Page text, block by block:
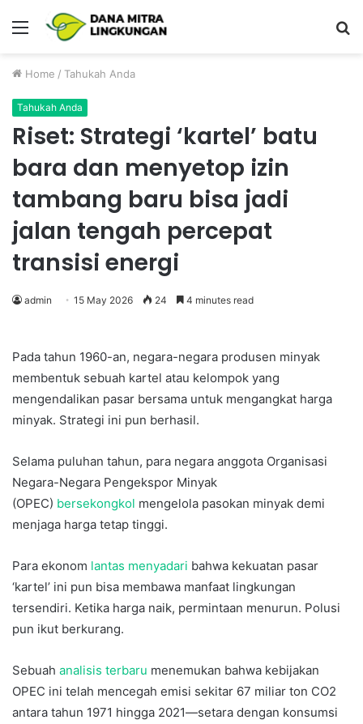
Menu
Home / Tahukah Anda
Tahukah Anda
Riset: Strategi ‘kartel’ batu
bara dan menyetop izin
tambang baru bisa jadi
jalan tengah percepat
transisi energi
admin 15 May 2026 24 4 minutes read
Pada tahun 1960-an, negara-negara produsen minyak
membentuk sebuah kartel atau kelompok yang
mengendalikan pasar bersama untuk mengangkat harga
minyak. Strategi ini pun berhasil.
Selama puluhan tahun, para negara anggota Organisasi
Negara-Negara Pengekspor Minyak
(OPEC) bersekongkol mengelola pasokan minyak demi
menjaga harga tetap tinggi.
Para ekonom lantas menyadari bahwa kekuatan pasar
‘kartel’ ini pun bisa membawa manfaat lingkungan
tersendiri. Ketika harga naik, permintaan menurun. Polusi
pun ikut berkurang.
Sebuah analisis terbaru menemukan bahwa kebijakan
OPEC ini telah mencegah emisi sekitar 67 miliar ton CO2
antara tahun 1971 hingga 2021—setara dengan konsumsi